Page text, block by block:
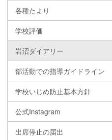
各種たより
学校評価
岩沼ダイアリー
部活動での指導ガイドライン
学校いじめ防止基本方針
公式Instagram
出席停止の届出